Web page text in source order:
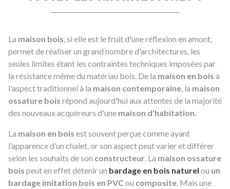
La maison bois, si elle est le fruit d'une réflexion en amont,
permet de réaliser un grand nombre d'architectures, les
seules limites étant les contraintes techniques imposées par
la résistance même du matériau bois. De la maison en bois à
l'aspect traditionnel à la maison contemporaine, la maison
ossature bois répond aujourd'hui aux attentes de la majorité
des nouveaux acquéreurs d'une maison d'habitation.
La maison en bois est souvent perçue comme ayant
l’apparence d’un chalet, or son aspect peut varier et différer
selon les souhaits de son constructeur. La maison ossature
bois peut en effet détenir un bardage en bois naturel ou un
bardage imitation bois en PVCou composite. Mais une